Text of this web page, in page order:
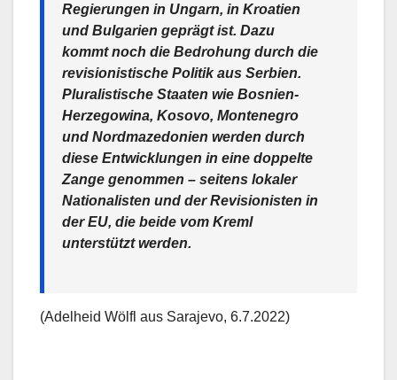
Regierungen in Ungarn, in Kroatien
und Bulgarien geprägt ist. Dazu
kommt noch die Bedrohung durch die
revisionistische Politik aus Serbien.
Pluralistische Staaten wie Bosnien-
Herzegowina, Kosovo, Montenegro
und Nordmazedonien werden durch
diese Entwicklungen in eine doppelte
Zange genommen – seitens lokaler
Nationalisten und der Revisionisten in
der EU, die beide vom Kreml
unterstützt werden.
(Adelheid Wölfl aus Sarajevo, 6.7.2022)